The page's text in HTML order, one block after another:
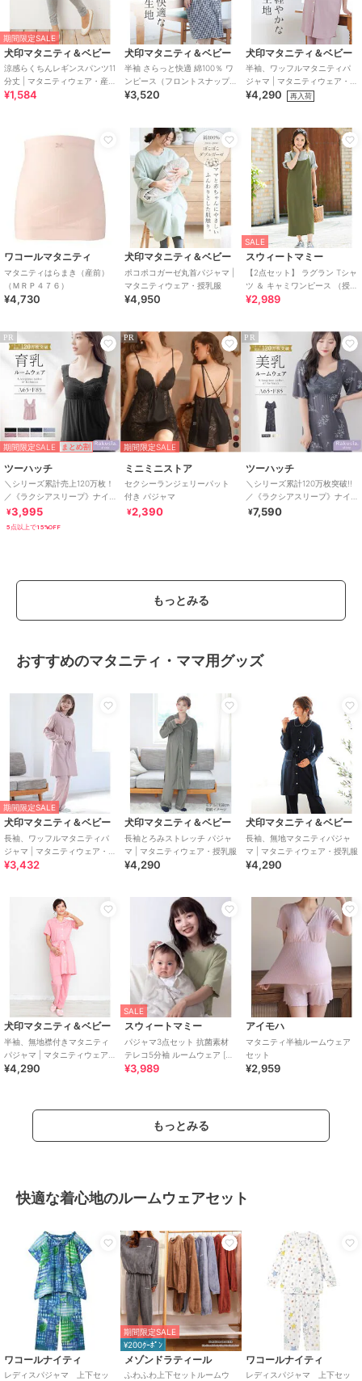
期間限定SALE
犬印マタニティ＆ベビー
涼感らくちんレギンスパンツ11
分丈 | マタニティウェア・産後
服
¥1,584
犬印マタニティ＆ベビー
半袖 さらっと快適 綿100％ ワ
ンピース（フロントスナップ
タイプ） | マタニティウェア・
¥3,520
犬印マタニティ＆ベビー
半袖、ワッフルマタニティパ
ジャマ | マタニティウェア・授
乳服
¥4,290 再入荷
ワコールマタニティ
マタニティはらまき（産前）
（ＭＲＰ４７６）
¥4,730
犬印マタニティ＆ベビー
ポコポコガーゼ丸首パジャマ |
マタニティウェア・授乳服
¥4,950
SALE
スウィートマミー
【2点セット】 ラグラン Tシャ
ツ ＆ キャミワンピース （授乳
対応/レディース/マタニティ）
¥2,989
PR
期間限定SALE まとめ割
ツーハッチ
＼シリーズ累計売上120万枚！
／《ラクシアスリープ》ナイ
トブラキャミ フレアタイプ/フ
ィットタイプ
¥3,995
5点以上で15%OFF
PR
期間限定SALE
ミニミニストア
セクシーランジェリーパット
付き パジャマ
¥2,390
PR
ツーハッチ
＼シリーズ累計120万枚突破!!
／《ラクシアスリープ》ナイ
トブラワンピース 半袖ロング
¥7,590
もっとみる
おすすめのマタニティ・ママ用グッズ
期間限定SALE
犬印マタニティ＆ベビー
長袖、ワッフルマタニティパ
ジャマ | マタニティウェア・授
乳服
¥3,432
犬印マタニティ＆ベビー
長袖とろみストレッチ パジャ
マ | マタニティウェア・授乳服
¥4,290
犬印マタニティ＆ベビー
長袖、無地マタニティパジャ
マ | マタニティウェア・授乳服
¥4,290
犬印マタニティ＆ベビー
半袖、無地襟付きマタニティ
パジャマ | マタニティウェア・
授乳服
¥4,290
SALE
スウィートマミー
パジャマ3点セット 抗菌素材
テレコ5分袖 ルームウェア [マ
タニティ 産前産後]
¥3,989
アイモハ
マタニティ半袖ルームウェア
セット
¥2,959
もっとみる
快適な着心地のルームウェアセット
ワコールナイティ
レディスパジャマ 上下セッ
期間限定SALE
¥200ｸｰﾎﾟﾝ
メゾンドラティール
ふわふわ上下セットルームウ
ワコールナイティ
レディスパジャマ 上下セッ